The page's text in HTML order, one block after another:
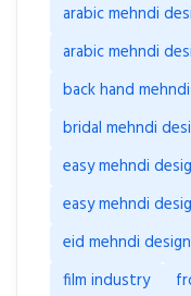
arabic mehndi
arabic mehndi
back hand
bridal mehndi
easy mehndi
easy mehndi
eid mehndi design
film industry